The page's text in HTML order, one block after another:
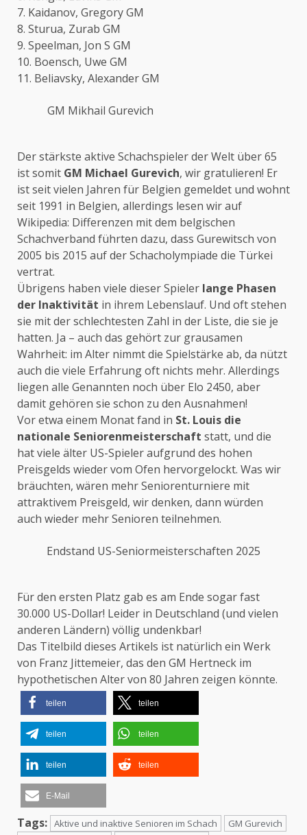
7. Kaidanov, Gregory GM
8. Sturua, Zurab GM
9. Speelman, Jon S GM
10. Boensch, Uwe GM
11. Beliavsky, Alexander GM
GM Mikhail Gurevich
Der stärkste aktive Schachspieler der Welt über 65
ist somit GM Michael Gurevich, wir gratulieren! Er
ist seit vielen Jahren für Belgien gemeldet und wohnt
seit 1991 in Belgien, allerdings lesen wir auf
Wikipedia: Differenzen mit dem belgischen
Schachverband führten dazu, dass Gurewitsch von
2005 bis 2015 auf der Schacholympiade die Türkei
vertrat.
Übrigens haben viele dieser Spieler lange Phasen
der Inaktivität in ihrem Lebenslauf. Und oft stehen
sie mit der schlechtesten Zahl in der Liste, die sie je
hatten. Ja – auch das gehört zur grausamen
Wahrheit: im Alter nimmt die Spielstärke ab, da nützt
auch die viele Erfahrung oft nichts mehr. Allerdings
liegen alle Genannten noch über Elo 2450, aber
damit gehören sie schon zu den Ausnahmen!
Vor etwa einem Monat fand in St. Louis die
nationale Seniorenmeisterschaft statt, und die
hat viele älter US-Spieler aufgrund des hohen
Preisgelds wieder vom Ofen hervorgelockt. Was wir
bräuchten, wären mehr Seniorenturniere mit
attraktivem Preisgeld, wir denken, dann würden
auch wieder mehr Senioren teilnehmen.
Endstand US-Seniormeisterschaften 2025
Für den ersten Platz gab es am Ende sogar fast
30.000 US-Dollar! Leider in Deutschland (und vielen
anderen Ländern) völlig undenkbar!
Das Titelbild dieses Artikels ist natürlich ein Werk
von Franz Jittemeier, das den GM Hertneck im
hypothetischen Alter von 80 Jahren zeigen könnte.
teilen teilen
teilen teilen
teilen teilen
E-Mail
Tags: Aktive und inaktive Senioren im Schach
GM Gurevich